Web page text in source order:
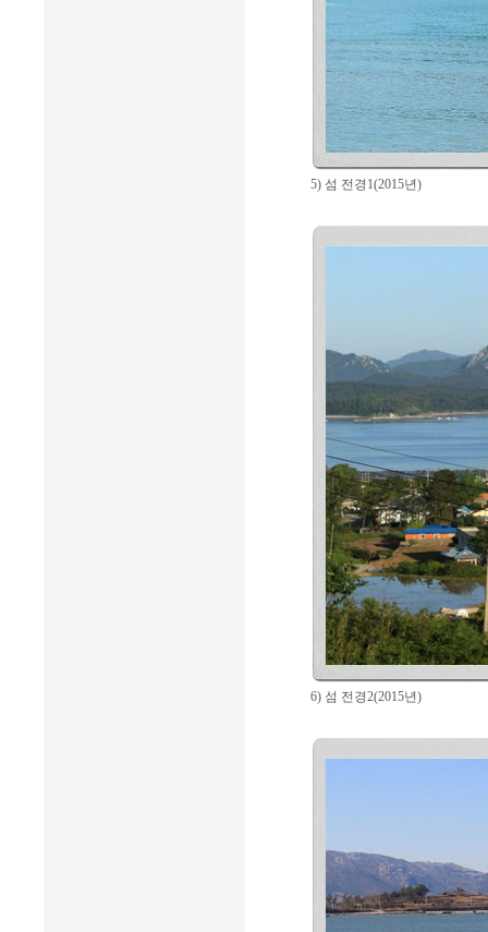
5) 섬 전경1(2015년)
6) 섬 전경2(2015년)